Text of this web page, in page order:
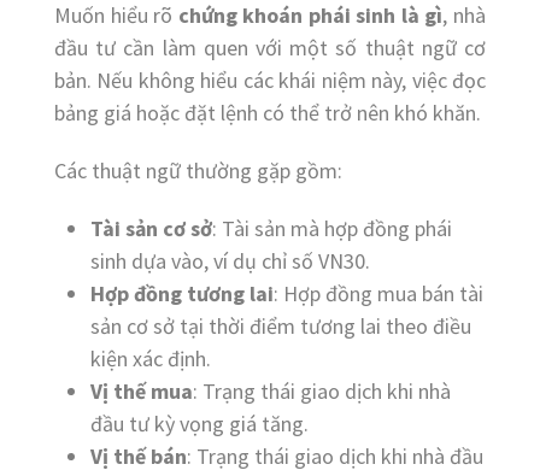
Muốn hiểu rõ chứng khoán phái sinh là gì, nhà
đầu tư cần làm quen với một số thuật ngữ cơ
bản. Nếu không hiểu các khái niệm này, việc đọc
bảng giá hoặc đặt lệnh có thể trở nên khó khăn.
Các thuật ngữ thường gặp gồm:
Tài sản cơ sở: Tài sản mà hợp đồng phái
sinh dựa vào, ví dụ chỉ số VN30.
Hợp đồng tương lai: Hợp đồng mua bán tài
sản cơ sở tại thời điểm tương lai theo điều
kiện xác định.
Vị thế mua: Trạng thái giao dịch khi nhà
đầu tư kỳ vọng giá tăng.
Vị thế bán: Trạng thái giao dịch khi nhà đầu